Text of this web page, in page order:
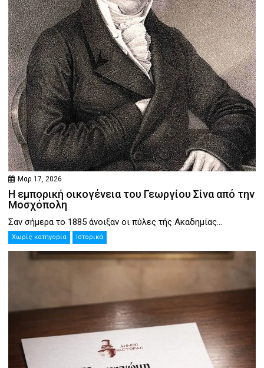
Μαρ 17, 2026
Η εμπορική οικογένεια του Γεωργίου Σίνα από την
Μοσχόπολη
Σαν σήμερα το 1885 άνοιξαν οι πύλες τής Ακαδημίας...
Χωρίς κατηγορία Ιστορικά